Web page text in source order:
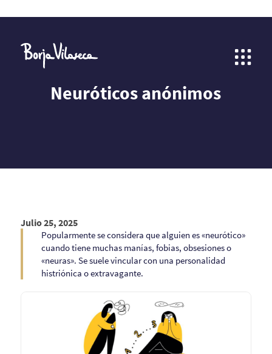
Neuróticos anónimos
Julio 25, 2025
Popularmente se considera que alguien es «neurótico»
cuando tiene muchas manías, fobias, obsesiones o
«neuras». Se suele vincular con una personalidad
histriónica o extravagante.